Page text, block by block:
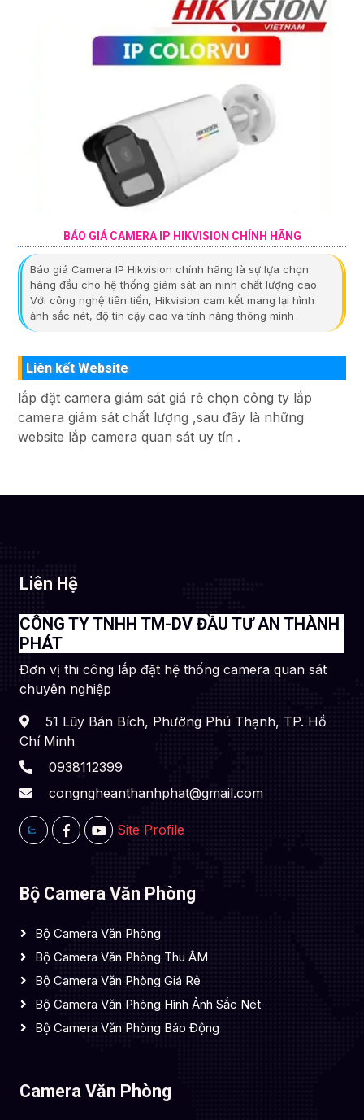
BÁO GIÁ CAMERA IP HIKVISION CHÍNH HÃNG
Báo giá Camera IP Hikvision chính hãng là sự lựa chọn
hàng đầu cho hệ thống giám sát an ninh chất lượng cao.
Với công nghệ tiên tiến, Hikvision cam kết mang lại hình
ảnh sắc nét, độ tin cậy cao và tính năng thông minh
Liên kết Website
lắp đặt camera giám sát giá rẻ chọn công ty lắp
camera giám sát chất lượng ,sau đây là những
website lắp camera quan sát uy tín .
Liên Hệ
CÔNG TY TNHH TM-DV ĐẦU TƯ AN THÀNH
PHÁT
Đơn vị thi công lắp đặt hệ thống camera quan sát
chuyên nghiệp
51 Lũy Bán Bích, Phường Phú Thạnh, TP. Hồ
Chí Minh
0938112399
congngheanthanhphat@gmail.com
Site Profile
Bộ Camera Văn Phòng
Bộ Camera Văn Phòng
Bộ Camera Văn Phòng Thu ÂM
Bộ Camera Văn Phòng Giá Rẻ
Bộ Camera Văn Phòng Hình Ảnh Sắc Nét
Bộ Camera Văn Phòng Báo Động
Camera Văn Phòng